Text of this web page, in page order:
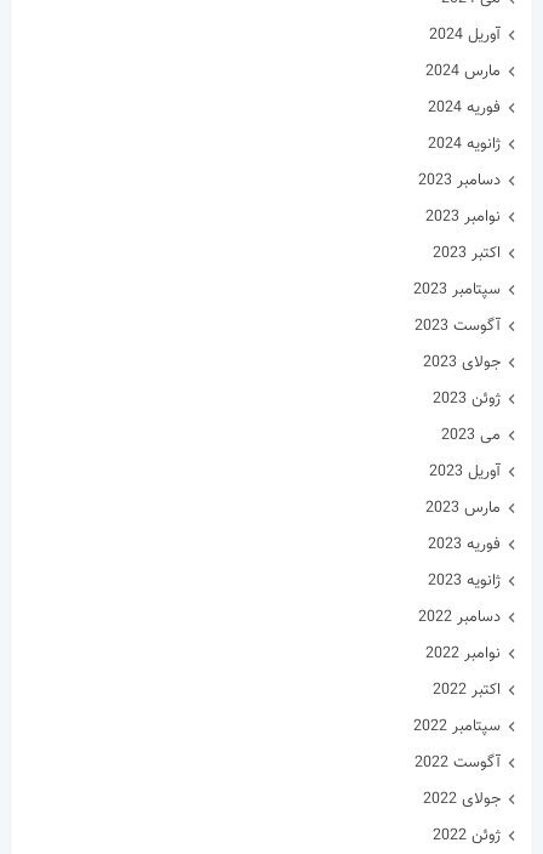
آوریل 2024
مارس 2024
فوریه 2024
ژانویه 2024
دسامبر 2023
نوامبر 2023
اکتبر 2023
سپتامبر 2023
آگوست 2023
جولای 2023
ژوئن 2023
می 2023
آوریل 2023
مارس 2023
فوریه 2023
ژانویه 2023
دسامبر 2022
نوامبر 2022
اکتبر 2022
سپتامبر 2022
آگوست 2022
جولای 2022
ژوئن 2022